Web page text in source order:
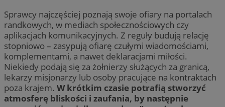
Sprawcy najczęściej poznają swoje ofiary na portalach
randkowych, w mediach społecznościowych czy
aplikacjach komunikacyjnych. Z reguły budują relację
stopniowo – zasypują ofiarę czułymi wiadomościami,
komplementami, a nawet deklaracjami miłości.
Niekiedy podają się za żołnierzy służących za granicą,
lekarzy misjonarzy lub osoby pracujące na kontraktach
poza krajem. W krótkim czasie potrafią stworzyć
atmosferę bliskości i zaufania, by następnie